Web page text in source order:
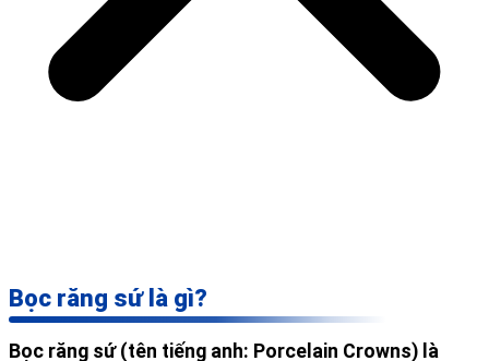
Bọc răng sứ là gì?
Bọc răng sứ (tên tiếng anh: Porcelain Crowns) là